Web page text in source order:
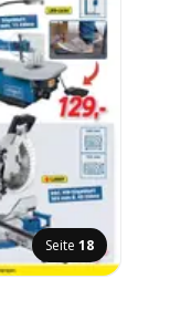
Seite 18